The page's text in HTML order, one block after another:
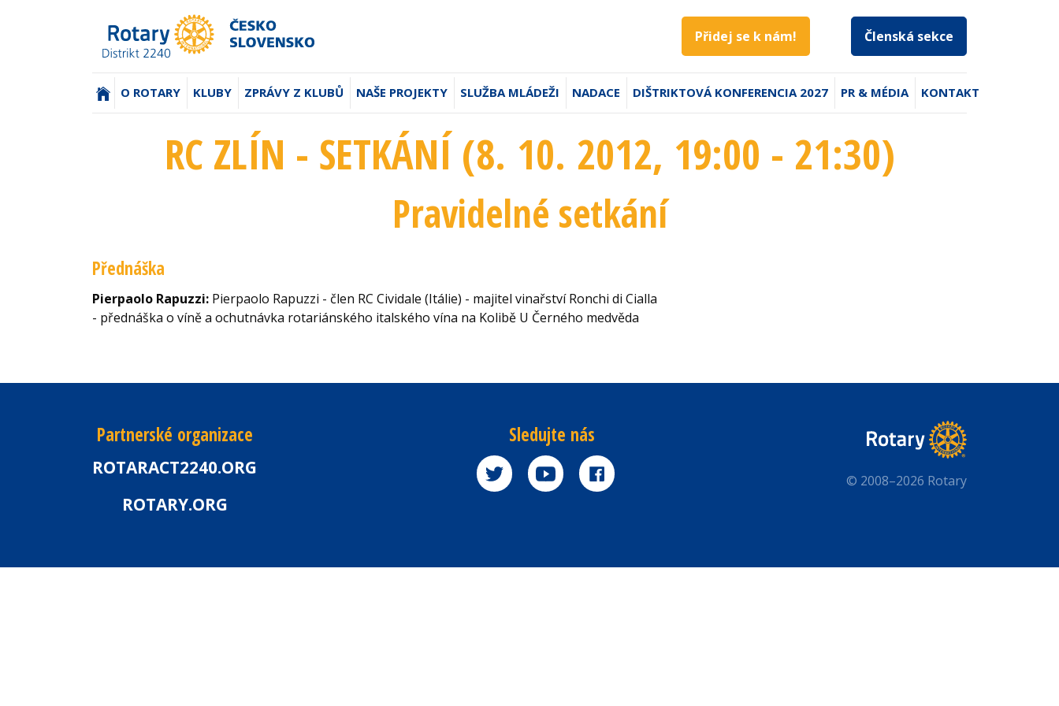
Přidej se k nám! Členská sekce
(AKTUÁLNÍ)
O ROTARY KLUBY ZPRÁVY Z KLUBŮ NAŠE PROJEKTY SLUŽBA MLÁDEŽI NADACE DIŠTRIKTOVÁ KONFERENCIA 2027 PR & MÉDIA KONTAKT
RC ZLÍN - SETKÁNÍ (8. 10. 2012, 19:00 - 21:30)
Pravidelné setkání
Přednáška
Pierpaolo Rapuzzi: Pierpaolo Rapuzzi - člen RC Cividale (Itálie) - majitel vinařství Ronchi di Cialla
- přednáška o víně a ochutnávka rotariánského italského vína na Kolibě U Černého medvěda
Partnerské organizace
ROTARACT2240.ORG
ROTARY.ORG
Sledujte nás
© 2008–2026 Rotary